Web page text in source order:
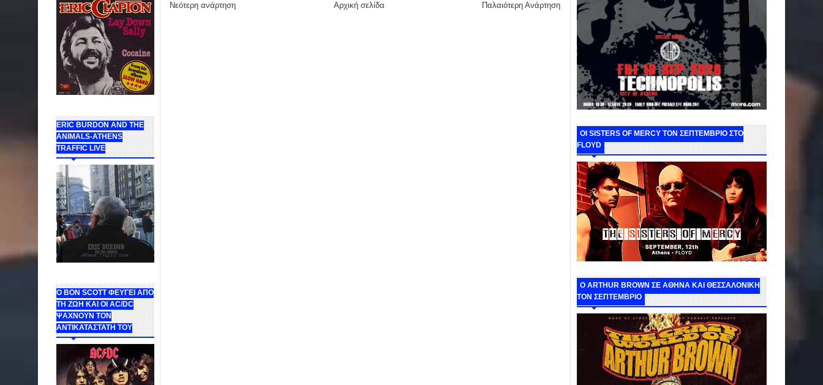
ERIC BURDON AND THE
ANIMALS-ATHENS
TRAFFIC LIVE
Ο BON SCOTT ΦΕΥΓΕΙ ΑΠΟ
ΤΗ ΖΩΗ ΚΑΙ ΟΙ AC/DC
ΨΑΧΝΟΥΝ ΤΟΝ
ΑΝΤΙΚΑΤΑΣΤΑΤΗ ΤΟΥ
Νεότερη ανάρτηση Παλαιότερη Ανάρτηση
Αρχική σελίδα
ΟΙ SISTERS OF MERCY ΤΟΝ ΣΕΠΤΕΜΒΡΙΟ ΣΤΟ
FLOYD
O ARTHUR BROWN ΣΕ ΑΘΗΝΑ ΚΑΙ ΘΕΣΣΑΛΟΝΙΚΗ
ΤΟΝ ΣΕΠΤΕΜΒΡΙΟ